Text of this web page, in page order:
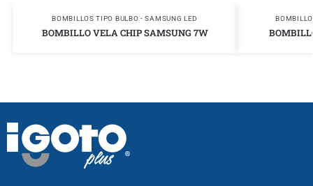
BOMBILLOS TIPO BULBO - SAMSUNG LED
BOMBILLO VELA CHIP SAMSUNG 7W